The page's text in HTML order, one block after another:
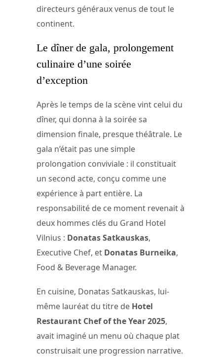
directeurs généraux venus de tout le
continent.
Le dîner de gala, prolongement
culinaire d’une soirée
d’exception
Après le temps de la scène vint celui du
dîner, qui donna à la soirée sa
dimension finale, presque théâtrale. Le
gala n’était pas une simple
prolongation conviviale : il constituait
un second acte, conçu comme une
expérience à part entière. La
responsabilité de ce moment revenait à
deux hommes clés du Grand Hotel
Vilnius : Donatas Satkauskas,
Executive Chef, et Donatas Burneika,
Food & Beverage Manager.
En cuisine, Donatas Satkauskas, lui-
même lauréat du titre de Hotel
Restaurant Chef of the Year 2025,
avait imaginé un menu où chaque plat
construisait une progression narrative.